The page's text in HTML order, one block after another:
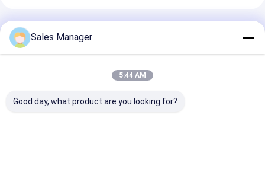
Productos Recomendados
Sales Manager
5:44 AM
Good day, what product are you looking for?